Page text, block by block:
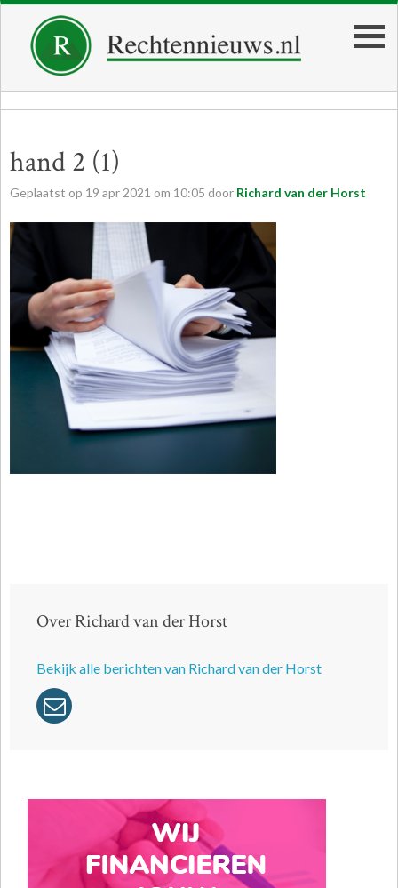
hand 2 (1)
Geplaatst op 19 apr 2021 om 10:05 door Richard van der Horst
Over Richard van der Horst
Bekijk alle berichten van Richard van der Horst